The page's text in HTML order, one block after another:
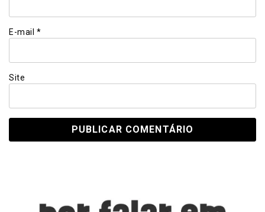
E-mail *
Site